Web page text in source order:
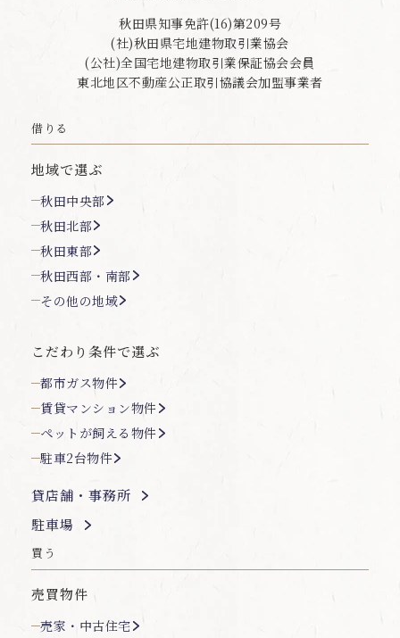
秋田県知事免許(16)第209号
(社)秋田県宅地建物取引業協会
(公社)全国宅地建物取引業保証協会会員
東北地区不動産公正取引協議会加盟事業者
借りる
地域で選ぶ
秋田中央部
秋田北部
秋田東部
秋田西部・南部
その他の地域
こだわり条件で選ぶ
都市ガス物件
賃貸マンション物件
ペットが飼える物件
駐車2台物件
貸店舗・事務所
駐車場
買う
売買物件
売家・中古住宅